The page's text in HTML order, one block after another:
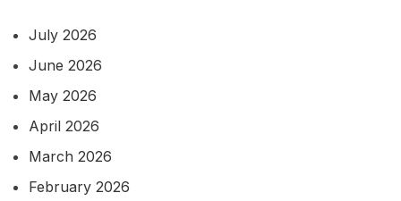
July 2026
June 2026
May 2026
April 2026
March 2026
February 2026